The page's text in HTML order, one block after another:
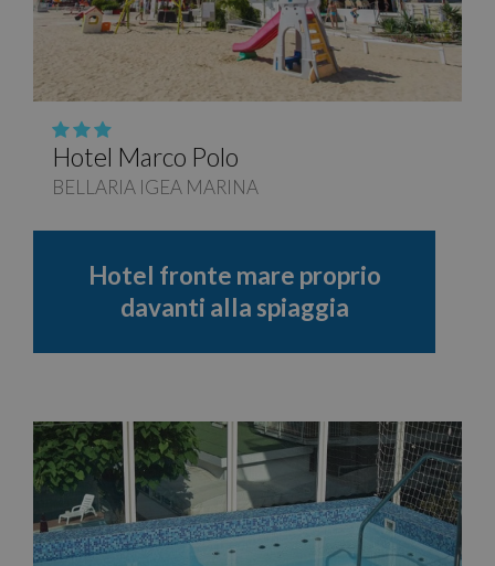
Hotel Marco Polo
BELLARIA IGEA MARINA
Hotel fronte mare proprio
davanti alla spiaggia